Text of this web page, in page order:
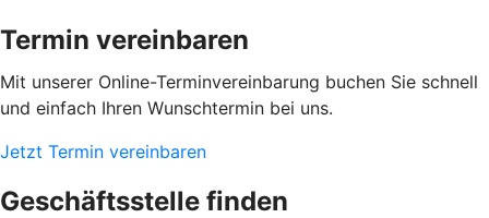
Termin vereinbaren
Mit unserer Online-Terminvereinbarung buchen Sie schnell
und einfach Ihren Wunschtermin bei uns.
Jetzt Termin vereinbaren
Geschäftsstelle finden